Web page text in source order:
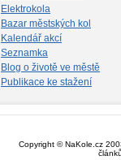
Elektrokola
Bazar městských kol
Kalendář akcí
Seznamka
Blog o životě ve městě
Publikace ke stažení
Copyright © NaKole.cz